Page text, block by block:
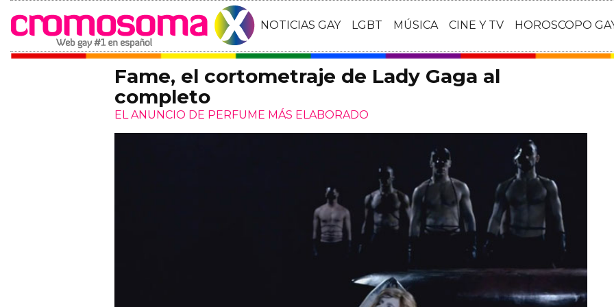
NOTICIAS GAY LGBT MÚSICA CINE Y TV HOROSCOPO
Fame, el cortometraje de Lady Gaga al
completo
EL ANUNCIO DE PERFUME MÁS ELABORADO